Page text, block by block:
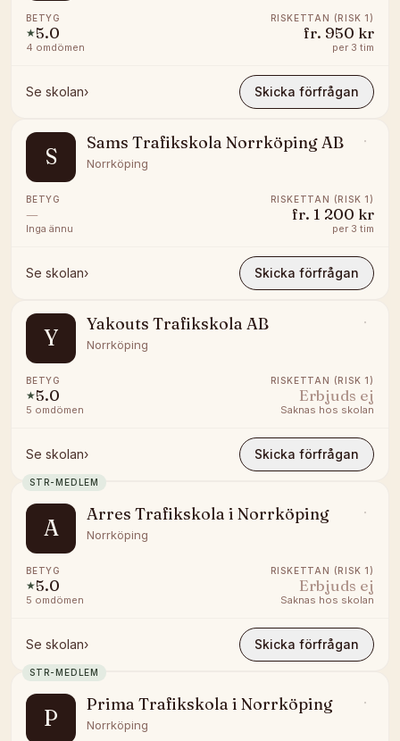
BETYG
★5.0
4 omdömen
RISKETTAN (RISK 1)
fr. 950 kr
per 3 tim
Se skolan› Skicka förfrågan
S
Sams Trafikskola Norrköping AB
Norrköping
BETYG
—
Inga ännu
RISKETTAN (RISK 1)
fr. 1 200 kr
per 3 tim
Se skolan› Skicka förfrågan
Y
Yakouts Trafikskola AB
Norrköping
BETYG
★5.0
5 omdömen
RISKETTAN (RISK 1)
Erbjuds ej
Saknas hos skolan
Se skolan› Skicka förfrågan
STR-MEDLEM
A
Arres Trafikskola i Norrköping
Norrköping
BETYG
★5.0
5 omdömen
RISKETTAN (RISK 1)
Erbjuds ej
Saknas hos skolan
Se skolan› Skicka förfrågan
STR-MEDLEM
P
Prima Trafikskola i Norrköping
Norrköping